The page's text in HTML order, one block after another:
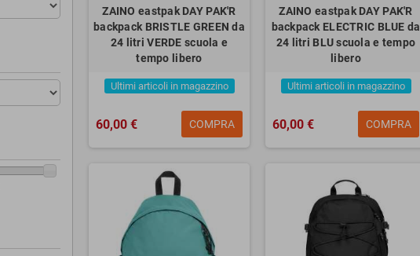
ZAINO eastpak DAY PAK'R
backpack BRISTLE GREEN da
24 litri VERDE scuola e
tempo libero
Ultimi articoli in magazzino
60,00 € COMPRA
ZAINO eastpak DAY PAK'R
backpack ELECTRIC BLUE da
24 litri BLU scuola e tempo
libero
Ultimi articoli in magazzino
60,00 € COMPRA